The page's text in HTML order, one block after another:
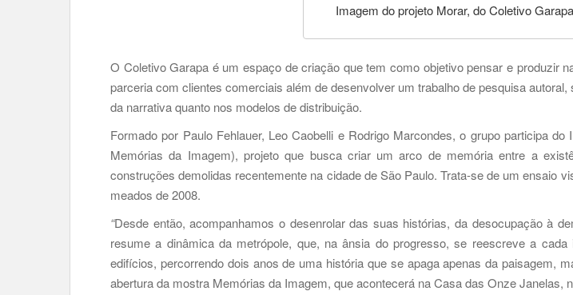
Imagem do projeto Morar, do Coletivo
O Coletivo Garapa é um espaço de criação que tem como objetivo pensar e produzir
parceria com clientes comerciais além de desenvolver um trabalho de pesquisa
da narrativa quanto nos modelos de distribuição.
Formado por Paulo Fehlauer, Leo Caobelli e Rodrigo Marcondes, o grupo participa
Memórias da Imagem), projeto que busca criar um arco de memória entre a
construções demolidas recentemente na cidade de São Paulo. Trata-se de um ensaio
meados de 2008.
“Desde então, acompanhamos o desenrolar das suas histórias, da desocupação à
resume a dinâmica da metrópole, que, na ânsia do progresso, se reescreve a
edifícios, percorrendo dois anos de uma história que se apaga apenas da paisagem,
abertura da mostra Memórias da Imagem, que acontecerá na Casa das Onze Janelas,